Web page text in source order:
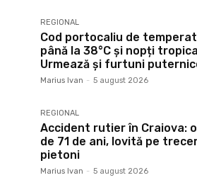
REGIONAL
Cod portocaliu de
până la 38°C și nopți
Urmează și furtuni
Marius Ivan - 5 august 2026
REGIONAL
Accident rutier în Craiova:
de 71 de ani, lovită pe
pietoni
Marius Ivan - 5 august 2026